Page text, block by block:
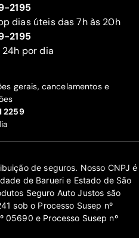
2195
dias úteis das 7h às 20h
2195
24h por dia
gerais, cancelamentos e
2259
de seguros. Nosso CNPJ é
de Barueri e Estado de São
Seguro Auto Justos são
sob o Processo Susep nº
05690 e Processo Susep nº